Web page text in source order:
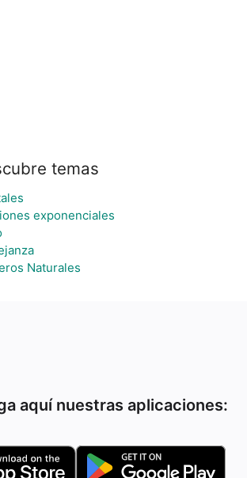
temas
exponenciales
Naturales
aquí nuestras aplicaciones: